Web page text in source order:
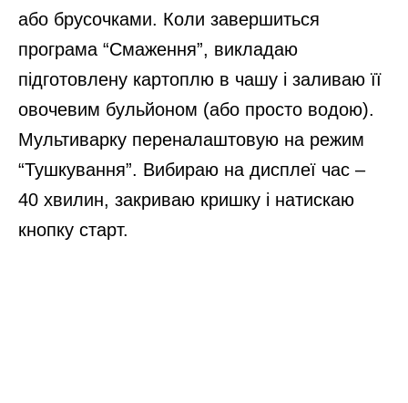
або брусочками. Коли завершиться
програма “Смаження”, викладаю
підготовлену картоплю в чашу і заливаю її
овочевим бульйоном (або просто водою).
Мультиварку переналаштовую на режим
“Тушкування”. Вибираю на дисплеї час –
40 хвилин, закриваю кришку і натискаю
кнопку старт.